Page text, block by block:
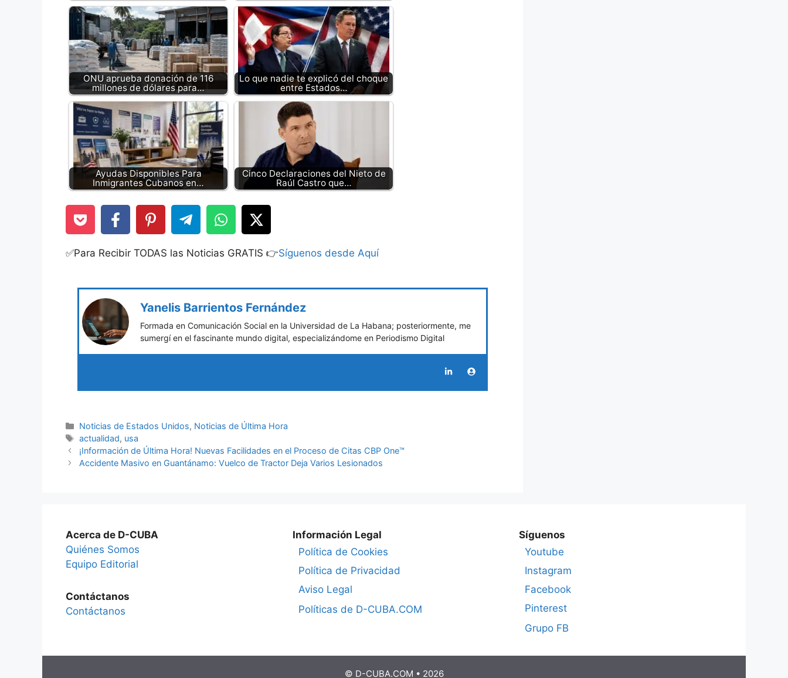
ONU aprueba donación de 116
millones de dólares para…
Lo que nadie te explicó del choque
entre Estados…
Ayudas Disponibles Para
Inmigrantes Cubanos en…
Cinco Declaraciones del Nieto de
Raúl Castro que…
✅Para Recibir TODAS las Noticias GRATIS 👉Síguenos desde Aquí
Yanelis Barrientos Fernández
Formada en Comunicación Social en la Universidad de La Habana; posteriormente, me
sumergí en el fascinante mundo digital, especializándome en Periodismo Digital
Categories
Noticias de Estados Unidos, Noticias de Última Hora
Tags
actualidad, usa
¡Información de Última Hora! Nuevas Facilidades en el Proceso de Citas CBP One™
Accidente Masivo en Guantánamo: Vuelco de Tractor Deja Varios Lesionados
Acerca de D-CUBA
Quiénes Somos
Equipo Editorial
Contáctanos
Contáctanos
Información Legal
Política de Cookies
Política de Privacidad
Aviso Legal
Políticas de D-CUBA.COM
Síguenos
Youtube
Instagram
Facebook
Pinterest
Grupo FB
© D-CUBA.COM • 2026